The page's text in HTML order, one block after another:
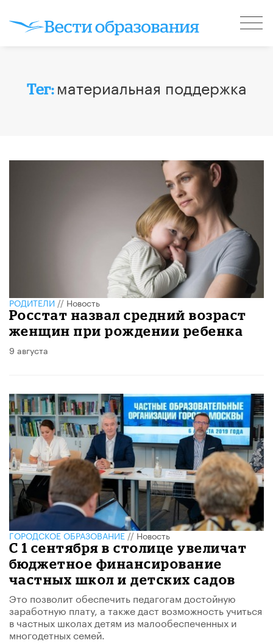
Тег: материальная поддержка
РОДИТЕЛИ//Новость
Росстат назвал средний возраст
женщин при рождении ребенка
9 августа
ГОРОДСКОЕ ОБРАЗОВАНИЕ//Новость
С 1 сентября в столице увеличат
бюджетное финансирование
частных школ и детских садов
Это позволит обеспечить педагогам достойную
заработную плату, а также даст возможность учиться
в частных школах детям из малообеспеченных и
многодетных семей.